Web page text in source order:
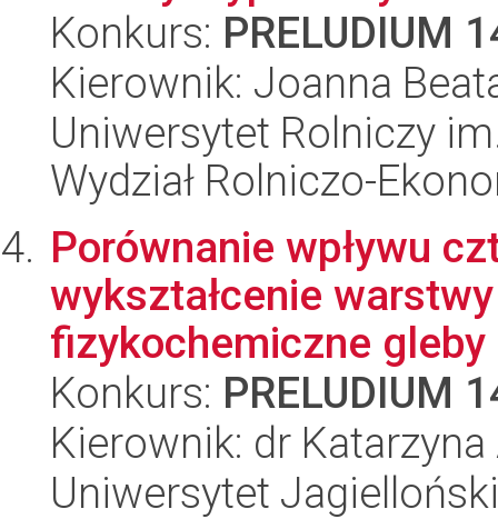
Konkurs: PRELUDIUM
Kierownik: Joanna
Uniwersytet Rolniczy
Wydział Rolniczo-
Porównanie wpływu
wykształcenie
fizykochemiczne gleby
Konkurs: PRELUDIUM
Kierownik: dr
Uniwersytet